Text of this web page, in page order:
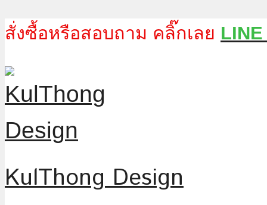
Skip
content
สั่งซื้อหรือสอบถาม คลิ๊กเลย
KulThong Design